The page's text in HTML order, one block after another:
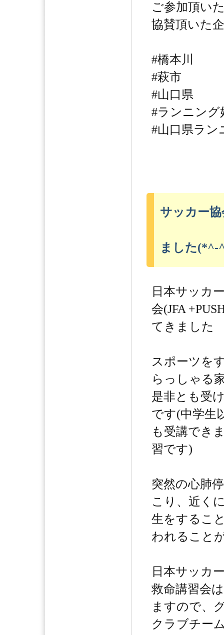
ご参加頂い
協賛頂いた
#橋本川
#萩市
#山口県
#ランニング
#山口県ラン
サッカー
ました(*^-
日本サッカ
会(JFA
てきました
スポーツを
らっしゃる
是非とも受
です(中学生
も受講でき
習です)
突然の心肺
こり、近く
生をするこ
われること
日本サッカ
救命講習会
ますので、
クラブチー